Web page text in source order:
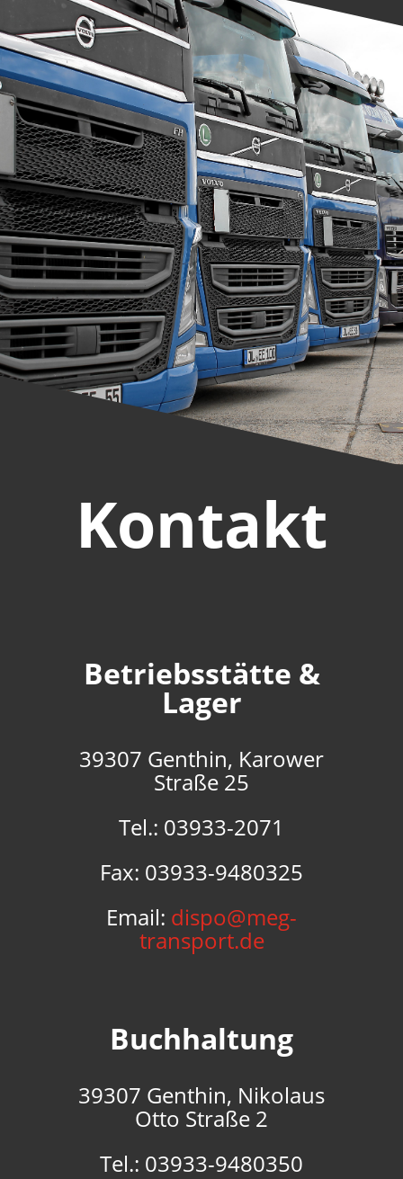
Kontakt
Betriebsstätte &
Lager
39307 Genthin, Karower
Straße 25
Tel.: 03933-2071
Fax: 03933-9480325
Email: dispo@meg-
transport.de
Buchhaltung
39307 Genthin, Nikolaus
Otto Straße 2
Tel.: 03933-9480350